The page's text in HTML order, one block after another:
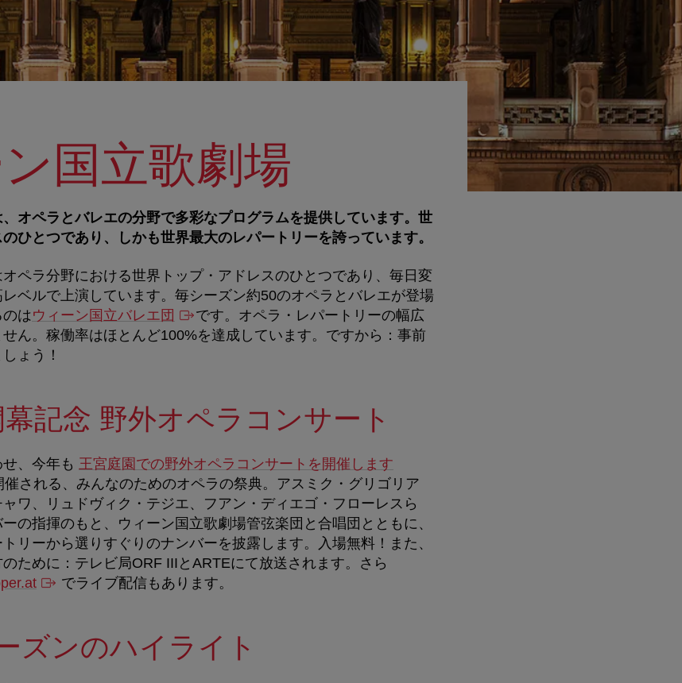
国立歌劇場
オペラとバレエの分野で多彩なプログラムを提供しています。世
ひとつであり、しかも世界最大のレパートリーを誇っています。
ペラ分野における世界トップ・アドレスのひとつであり、毎日変
ベルで上演しています。毎シーズン約50のオペラとバレエが登場
はウィーン国立バレエ団
です。オペラ・レパートリーの幅広
ん。稼働率はほとんど100%を達成しています。ですから：事前
ょう！
記念 野外オペラコンサート
、今年も 王宮庭園での野外オペラコンサートを開催します
催される、みんなのためのオペラの祭典。アスミク・グリゴリア
ワ、リュドヴィク・テジエ、フアン・ディエゴ・フローレスら
の指揮のもと、ウィーン国立歌劇場管弦楽団と合唱団とともに、
リーから選りすぐりのナンバーを披露します。入場無料！また、
ために：テレビ局ORF III と ARTEにて放送されます。さら
でライブ配信もあります。
ズンのハイライト